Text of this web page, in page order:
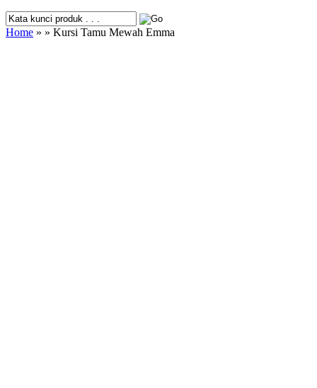
Home » » Kursi Tamu Mewah Emma